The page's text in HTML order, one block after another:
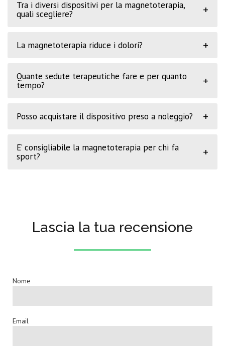
Tra i diversi dispositivi per la magnetoterapia,
quali scegliere?
+
La magnetoterapia riduce i dolori? +
Quante sedute terapeutiche fare e per quanto
tempo?
+
Posso acquistare il dispositivo preso a noleggio? +
E’ consigliabile la magnetoterapia per chi fa
sport?
+
Lascia la tua recensione
Nome
Email